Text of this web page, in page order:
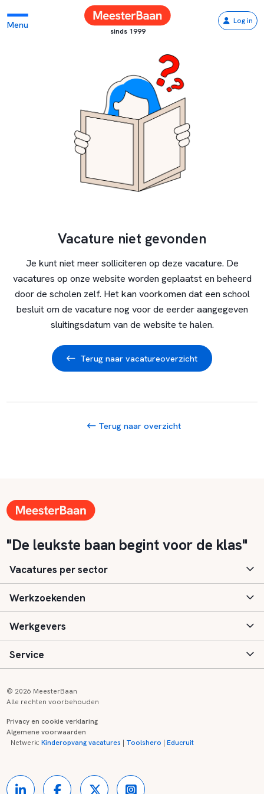
Menu
sinds 1999
Log in
Vacature niet gevonden
Je kunt niet meer solliciteren op deze vacature. De
vacatures op onze website worden geplaatst en beheerd
door de scholen zelf. Het kan voorkomen dat een school
besluit om de vacature nog voor de eerder aangegeven
sluitingsdatum van de website te halen.
Terug naar vacatureoverzicht
Terug naar overzicht
"De leukste baan begint voor de klas"
Vacatures per sector
Basisonderwijs
Speciaal (basis) onderwijs
Voortgezet onderwijs
Kinderopvang
Werkzoekenden
Aanmelden
Vacatures
Zij-instroom informatie
Werkgevers
Inloggen
Registreren
Service
Onderwijs links
© 2026 MeesterBaan
Alle rechten voorbehouden
Privacy en cookie verklaring
Algemene voorwaarden
Netwerk:Kinderopvang vacatures | Toolshero |Educruit